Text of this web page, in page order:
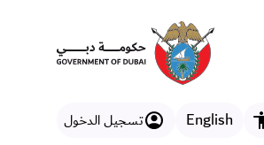
مزايا إمكانية الوصول
English تسجيل الدخول